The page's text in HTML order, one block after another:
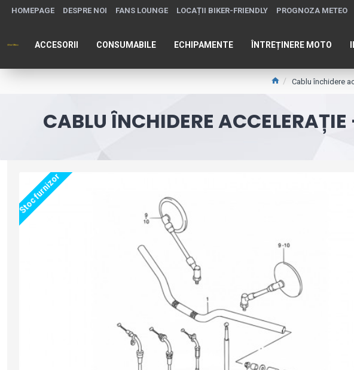
HOMEPAGE DESPRE NOI FANS LOUNGE LOCAȚII BIKER-FRIENDLY PROGNOZA METEO
ACCESORII CONSUMABILE ECHIPAMENTE ÎNTREȚINERE MOTO
Cablu închidere
CABLU ÎNCHIDERE
Stoc furnizor